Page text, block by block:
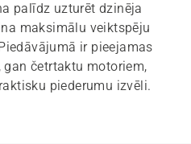
palīdz uzturēt dzinēja
maksimālu veiktspēju
ir pieejamas
četrtaktu motoriem,
piederumu izvēli.